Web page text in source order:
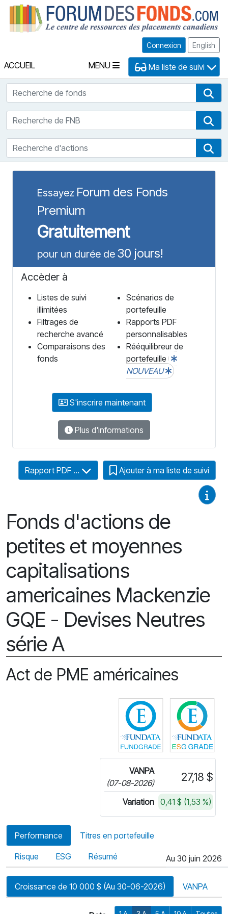
Connexion English
ACCUEIL MENU Ma liste de suivi
Recherche de fonds
Recherche de FNB
Recherche d'actions
Essayez Forum des Fonds
Premium
Gratuitement
pour un durée de 30 jours!
Accèder à
Listes de suivi
illimitées
Filtrages de
recherche avancé
Comparaisons des
fonds
Scénarios de
portefeuille
Rapports PDF
personnalisables
Rééquilibreur de
portefeuille
NOUVEAU
S'inscrire maintenant
Plus d'informations
Fonds d'actions de
petites et moyennes
capitalisations
americaines Mackenzie
GQE - Devises Neutres
série A
Rapport PDF ... Ajouter à ma liste de suivi
Act de PME américaines
Cliquez pour
VANPA
(07-08-2026)
27,18 $
Variation 0,41 $ (1,53 %)
Performance Titres en portefeuille
Risque ESG Résumé Au 30 juin 2026
Croissance de 10 000 $ (Au 30-06-2026) VANPA